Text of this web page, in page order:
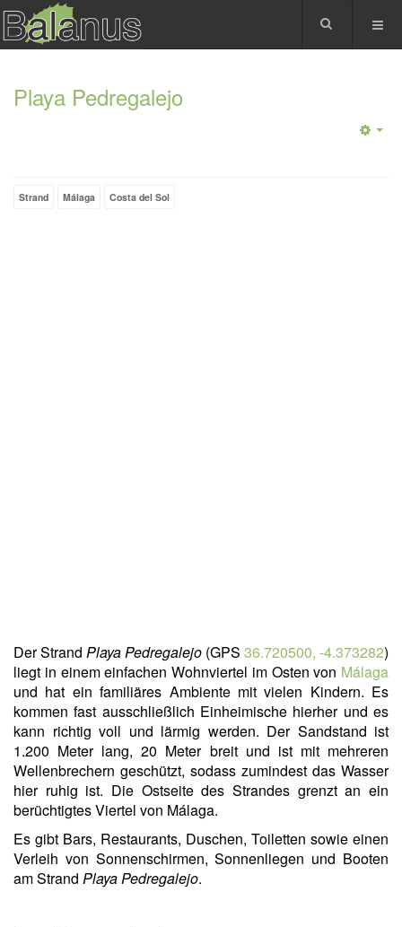
Playa Pedregalejo
Strand Málaga Costa del Sol
Der Strand PlayaPedregalejo (GPS 36.720500, -4.373282)
liegt in einem einfachen Wohnviertel im Osten von Málaga
und hat ein familiäres Ambiente mit vielen Kindern. Es
kommen fast ausschließlich Einheimische hierher und es
kann richtig voll und lärmig werden. Der Sandstand ist
1.200 Meter lang, 20 Meter breit und ist mit mehreren
Wellenbrechern geschützt, sodass zumindest das Wasser
hier ruhig ist. Die Ostseite des Strandes grenzt an ein
berüchtigtes Viertel von Málaga.
Es gibt Bars, Restaurants, Duschen, Toiletten sowie einen
Verleih von Sonnenschirmen, Sonnenliegen und Booten
am Strand Playa Pedregalejo.